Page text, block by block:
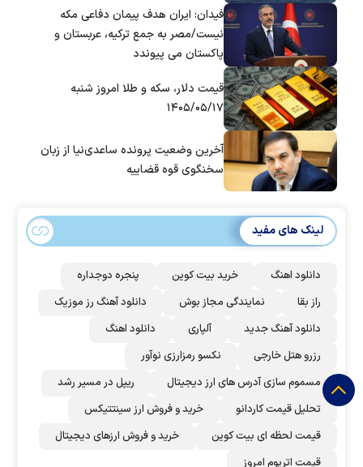
فیدان: ایران هدف پیمان دفاعی مکه
نیست/مصر به جمع ترکیه، عربستان و
پاکستان می پیوندد
قیمت دلار، سکه و طلا امروز شنبه
۱۴۰۵/۰۵/۱۷
آخرین وضعیت پرونده ساعدی‌نیا از زبان
سخنگوی قوه قضاییه
لینک های مفید
دانلود اهنگ خرید بیت کوین
پنجره دوجداره
راز بقا
نمایندگی مجاز بوش
دانلود آهنگ رز‌ موزیک
دانلود آهنگ جدید
آلپاری
دانلود اهنگ
رزرو هتل خارجی
نکسو رمزارزی نوآور
مسموم سازی آدرس های ارز دیجیتال
ریپل در مسیر رشد
تحلیل قیمت کاردانو
خرید و فروش ارز سینتتیکس
قیمت لحظه ای بیت کوین
خرید و فروش ارزهای دیجیتال
قیمت اتریوم امروز